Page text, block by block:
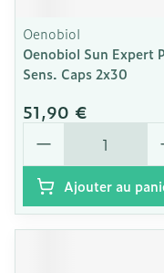
Oenobiol
Oenobiol Sun Expert
Sens. Caps 2x30
51,90 €
Quantité
Ajouter au